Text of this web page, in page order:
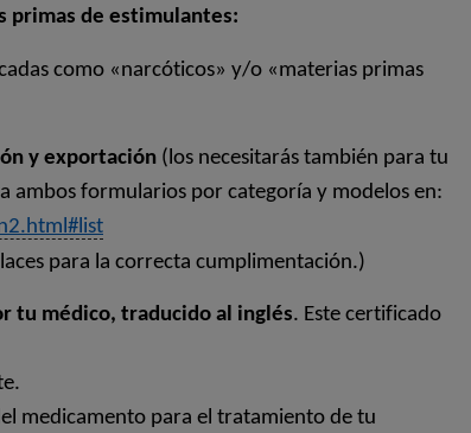
primas de estimulantes:
como «narcóticos» y/o «materias primas
y exportación (los necesitarás también para tu
ambos formularios por categoría y modelos en:
para la correcta cumplimentación.)
tu médico, traducido al inglés. Este certificado
medicamento para el tratamiento de tu